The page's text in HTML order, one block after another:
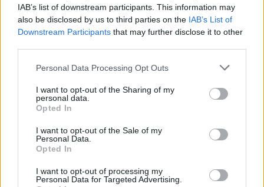
IAB’s list of downstream participants. This information may
also be disclosed by us to third parties on the IAB’s List of
Downstream Participants that may further disclose it to other
Personal Data Processing Opt Outs
I want to opt-out of the Sharing of my
personal data.
Opted In
I want to opt-out of the Sale of my
Personal Data.
Opted In
I want to opt-out of processing my
Personal Data for Targeted Advertising.
Ajax-talent Mohamed Abdalla schrijft Europese
geschiedenis
de basis bij FC Barcelona
Servische media vergelijken Ajax-talent Abdellah
Ouazane met Lionel Messi
Ajax zet grote stap richting volgende ronde na
ruime zege op Vojvodina
Dusan Tadic kijkt met bijzondere gevoelens naar